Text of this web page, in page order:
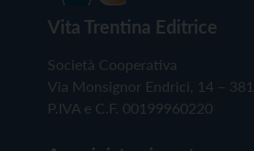
Vita Trentina Editrice
Società Cooperativa
Via Monsignor Endrici, 14 –
P.IVA e C.F. 00199960220